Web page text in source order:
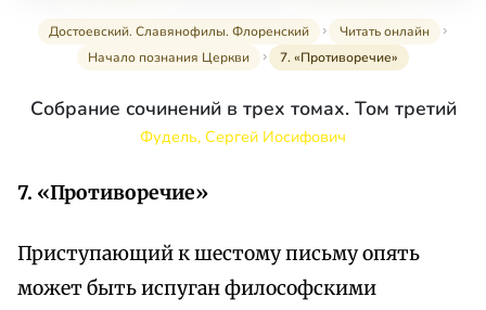
Достоевский. Славянофилы. Флоренский
Читать онлайн
Начало познания Церкви
7. «Противоречие»
Собрание сочинений в трех томах. Том третий
Фудель, Сергей Иосифович
7. «Противоречие»
Приступающий к шестому письму опять
может быть испуган философскими